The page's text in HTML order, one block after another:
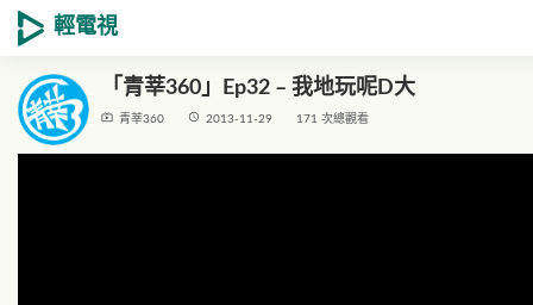
輕電視
「青莘360」Ep32 – 我地玩呢D大
live_tv 青莘360 access_time 2013-11-29 171 次總觀看